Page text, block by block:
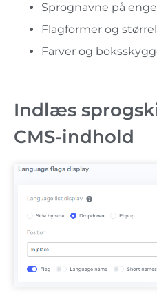
Sprognavne på
Flagformer og
Farver og
Indlæs
CMS-indhold